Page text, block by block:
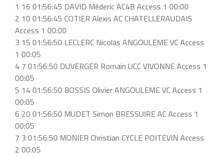
1 16 01:56:45 DAVID Méderic AC4B Access 1 00:00
2 10 01:56:45 COTIER Alexis AC CHATELLERAUDAIS
Access 1 00:00
3 15 01:56:50 LECLERC Nicolas ANGOULEME VC Access
1 00:05
4 7 01:56:50 DUVERGER Romain UCC VIVONNE Access 1
00:05
5 14 01:56:50 BOSSIS Olivier ANGOULEME VC Access 1
00:05
6 20 01:56:50 MUDET Simon BRESSUIRE AC Access 1
00:05
7 3 01:56:50 MONIER Christian CYCLE POITEVIN Access
2 00:05